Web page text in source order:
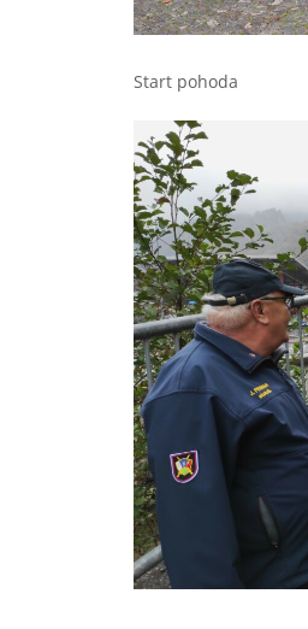
Start pohoda